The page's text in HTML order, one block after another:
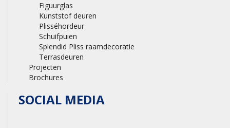
Figuurglas
Kunststof deuren
Plisséhordeur
Schuifpuien
Splendid Pliss raamdecoratie
Terrasdeuren
Projecten
Brochures
SOCIAL MEDIA